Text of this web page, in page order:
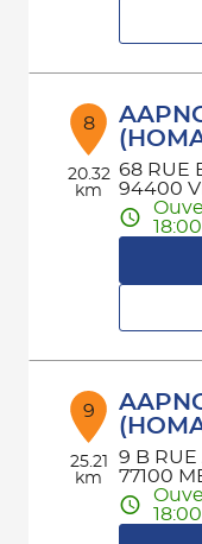
8
20.32
km
68 RUE
94400
18:00
9
25.21
km
9 B RUE
77100
18:00